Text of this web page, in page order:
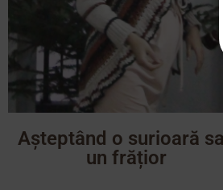
Așteptând o surioară
un frățior